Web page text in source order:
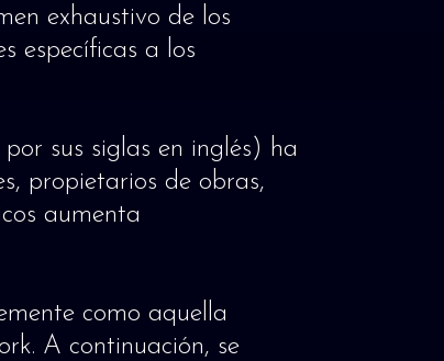
exhaustivo de los
específicas a los
sus siglas en inglés) ha
propietarios de obras,
aumenta
como aquella
A continuación, se